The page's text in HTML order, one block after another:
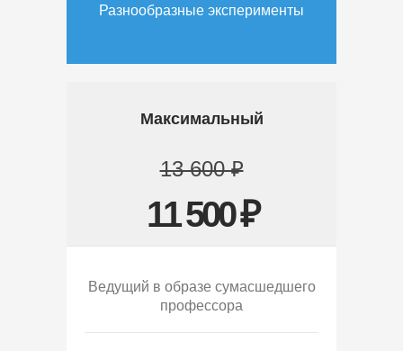
Разнообразные эксперименты
Максимальный
13 600 ₽
11 500 ₽
Ведущий в образе сумасшедшего
профессора